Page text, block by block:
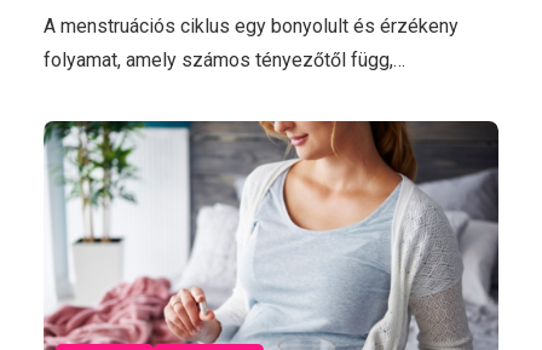
A menstruációs ciklus egy bonyolult és érzékeny
folyamat, amely számos tényezőtől függ,…